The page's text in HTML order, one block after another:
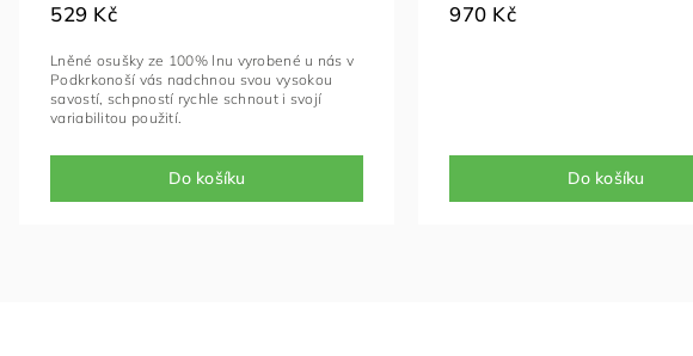
529 Kč
Do košíku
Lněné osušky ze 100% lnu vyrobené u nás v
Podkrkonoší vás nadchnou svou vysokou
savostí, schpností rychle schnout i svojí
variabilitou použití.
970 Kč
Do košíku